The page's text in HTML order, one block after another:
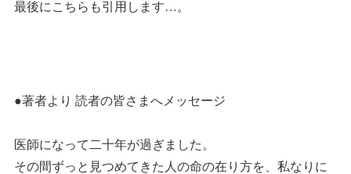
最後にこちらも引用します…。
●著者より 読者の皆さまへメッセージ
医師になって二十年が過ぎました。
その間ずっと見つめてきた人の命の在り方を、私なりに